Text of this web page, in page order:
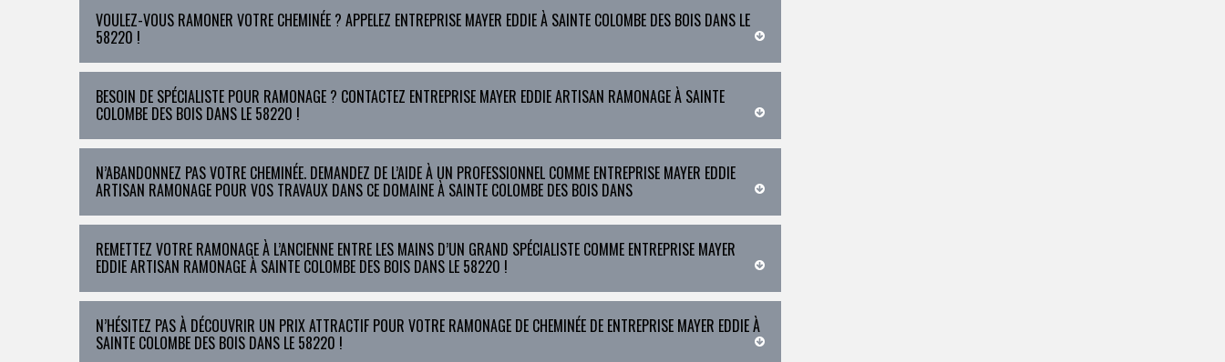
VOULEZ-VOUS RAMONER VOTRE CHEMINÉE ? APPELEZ ENTREPRISE MAYER EDDIE À SAINTE COLOMBE DES BOIS DANS LE
58220 !
BESOIN DE SPÉCIALISTE POUR RAMONAGE ? CONTACTEZ ENTREPRISE MAYER EDDIE ARTISAN RAMONAGE À SAINTE
COLOMBE DES BOIS DANS LE 58220 !
N’ABANDONNEZ PAS VOTRE CHEMINÉE. DEMANDEZ DE L’AIDE À UN PROFESSIONNEL COMME ENTREPRISE MAYER EDDIE
ARTISAN RAMONAGE POUR VOS TRAVAUX DANS CE DOMAINE À SAINTE COLOMBE DES BOIS DANS
REMETTEZ VOTRE RAMONAGE À L’ANCIENNE ENTRE LES MAINS D’UN GRAND SPÉCIALISTE COMME ENTREPRISE MAYER
EDDIE ARTISAN RAMONAGE À SAINTE COLOMBE DES BOIS DANS LE 58220 !
N’HÉSITEZ PAS À DÉCOUVRIR UN PRIX ATTRACTIF POUR VOTRE RAMONAGE DE CHEMINÉE DE ENTREPRISE MAYER EDDIE À
SAINTE COLOMBE DES BOIS DANS LE 58220 !